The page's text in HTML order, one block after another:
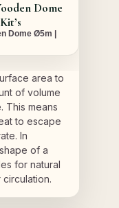
Dome
Dome Ø5m |
area to
of volume
This means
to escape
In
of a
for natural